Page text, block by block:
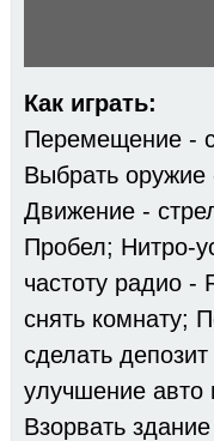
Как играть:
Перемещение -
Выбрать
Движение -
Пробел; Нитро-
частоту радио -
снять комнату;
сделать
улучшение авто
Взорвать